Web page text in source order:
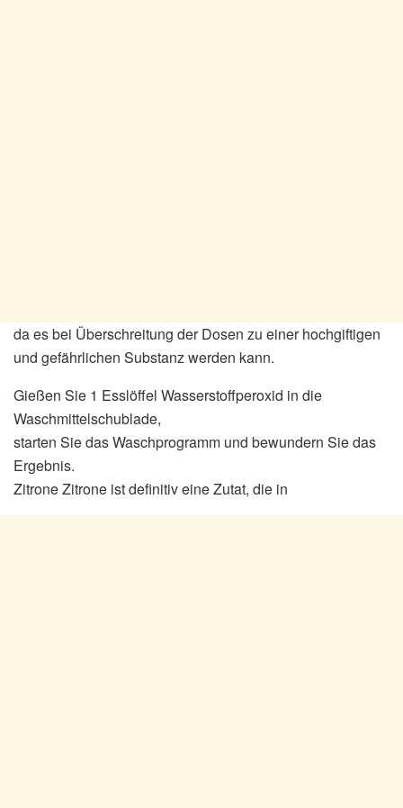
da es bei Überschreitung der Dosen zu einer hochgiftigen
und gefährlichen Substanz werden kann.
Gießen Sie 1 Esslöffel Wasserstoffperoxid in die
Waschmittelschublade,
starten Sie das Waschprogramm und bewundern Sie das
Ergebnis.
Zitrone Zitrone ist definitiv eine Zutat, die in